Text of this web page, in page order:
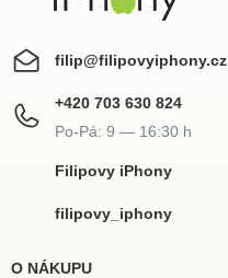
filip@filipovyiphony.cz
+420 703 630 824
Filipovy iPhony
filipovy_iphony
O NÁKUPU